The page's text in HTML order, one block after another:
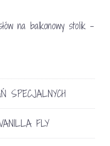
na balkonowy stolik -
SPECJALNYCH
FLY